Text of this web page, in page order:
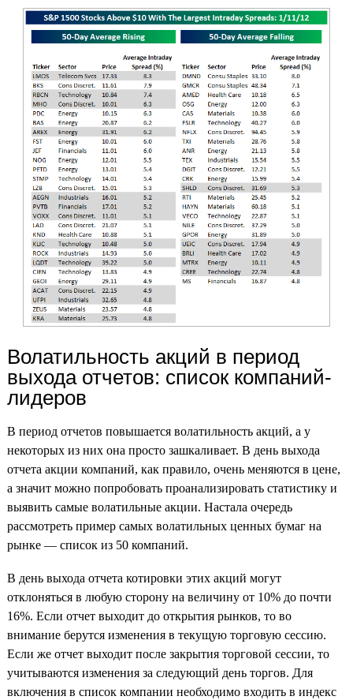
Волатильность акций в период
выхода отчетов: список компаний-
лидеров
В период отчетов повышается волатильность акций, а у
некоторых из них она просто зашкаливает. В день выхода
отчета акции компаний, как правило, очень меняются в цене,
а значит можно попробовать проанализировать статистику и
выявить самые волатильные акции. Настала очередь
рассмотреть пример самых волатильных ценных бумаг на
рынке — список из 50 компаний.
В день выхода отчета котировки этих акций могут
отклоняться в любую сторону на величину от 10% до почти
16%. Если отчет выходит до открытия рынков, то во
внимание берутся изменения в текущую торговую сессию.
Если же отчет выходит после закрытия торговой сессии, то
учитываются изменения за следующий день торгов. Для
включения в список компании необходимо входить в индекс